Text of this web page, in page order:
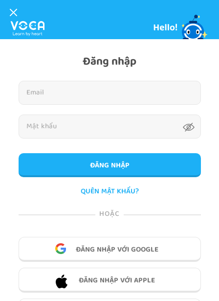
Đăng nhập
ĐĂNG NHẬP
QUÊN MẬT KHẨU?
HOẶC
ĐĂNG NHẬP VỚI GOOGLE
ĐĂNG NHẬP VỚI APPLE